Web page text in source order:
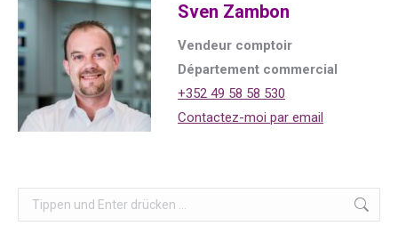
Sven Zambon
Vendeur comptoir
Département commercial
+352 49 58 58 530
Contactez-moi par email
Search: